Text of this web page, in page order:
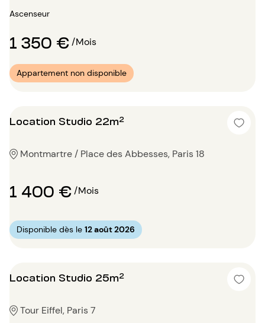
Ascenseur
1 350 €/Mois
Appartement non disponible
Location Studio 22m²
Montmartre / Place des Abbesses, Paris 18
1 400 €/Mois
Disponible dès le 12 août 2026
Location Studio 25m²
Tour Eiffel, Paris 7